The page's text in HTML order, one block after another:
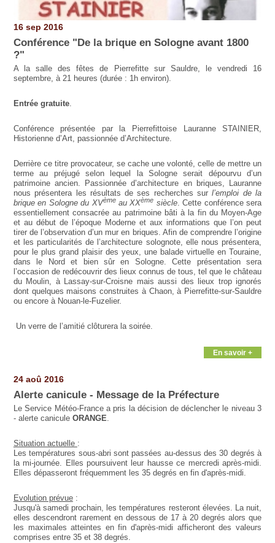
16 sep 2016
Conférence "De la brique en Sologne avant 1800
?"
A la salle des fêtes de Pierrefitte sur Sauldre, le vendredi 16
septembre, à 21 heures (durée : 1h environ).
Entrée gratuite.
Conférence présentée par la Pierrefittoise Lauranne STAINIER,
Historienne d’Art, passionnée d’Architecture.
Derrière ce titre provocateur, se cache une volonté, celle de mettre un
terme au préjugé selon lequel la Sologne serait dépourvu d’un
patrimoine ancien. Passionnée d’architecture en briques, Lauranne
nous présentera les résultats de ses recherches surl’emploi de la
brique en Sologne du XVèmeau XXème siècle. Cette conférence sera
essentiellement consacrée au patrimoine bâti à la fin du Moyen-Age
et au début de l’époque Moderne et aux informations que l’on peut
tirer de l’observation d’un mur en briques. Afin de comprendre l’origine
et les particularités de l’architecture solognote, elle nous présentera,
pour le plus grand plaisir des yeux, une balade virtuelle en Touraine,
dans le Nord et bien sûr en Sologne. Cette présentation sera
l’occasion de redécouvrir des lieux connus de tous, tel que le château
du Moulin, à Lassay-sur-Croisne mais aussi des lieux trop ignorés
dont quelques maisons construites à Chaon, à Pierrefitte-sur-Sauldre
ou encore à Nouan-le-Fuzelier.
Un verre de l’amitié clôturera la soirée.
En savoir +
24 aoû 2016
Alerte canicule - Message de la Préfecture
Le Service Météo-France a pris la décision de déclencher le niveau 3
- alerte caniculeORANGE
Situation actuelle :
Les températures sous-abri sont passées au-dessus des 30 degrés à
la mi-journée. Elles poursuivent leur hausse ce mercredi après-midi.
Elles dépasseront fréquemment les 35 degrés en fin d'après-midi.
Evolution prévue:
Jusqu'à samedi prochain, les températures resteront élevées. La nuit,
elles descendront rarement en dessous de 17 à 20 degrés alors que
les maximales atteintes en fin d'après-midi afficheront des valeurs
comprises entre 35 et 38 degrés.